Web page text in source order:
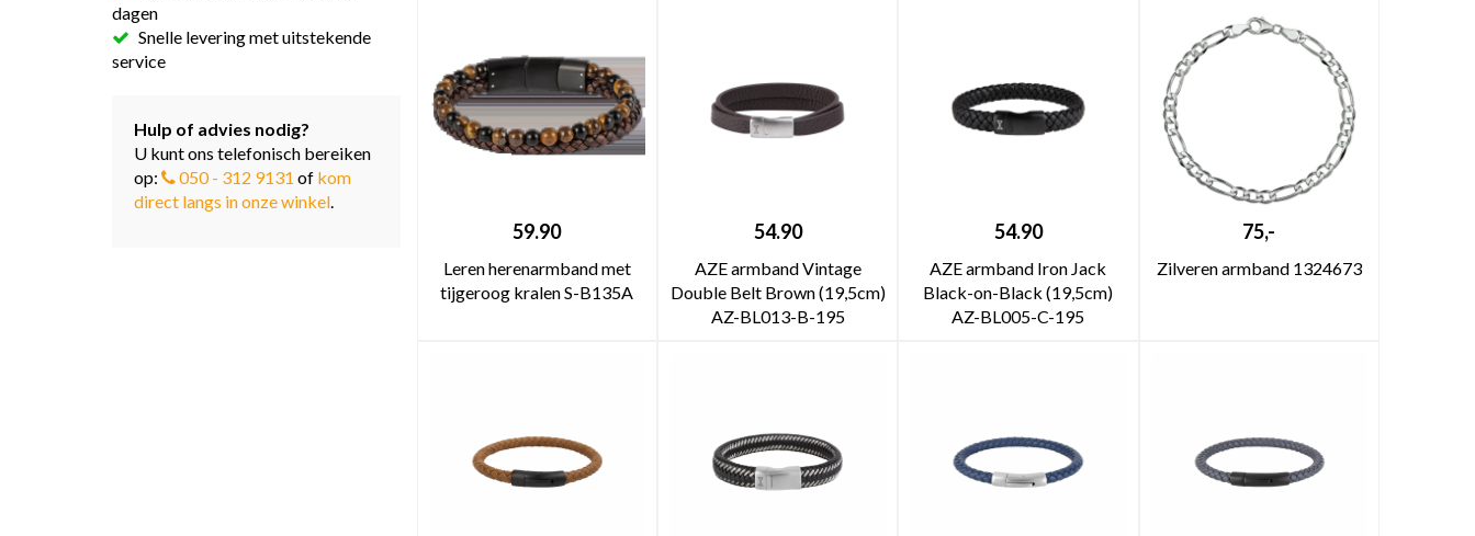
dagen
Snelle levering met uitstekende
service
Hulp of advies nodig?
U kunt ons telefonisch bereiken
op:
050 - 312 9131 of kom
direct langs in onze winkel.
59.90
Leren herenarmband met
tijgeroog kralen S-B135A
54.90
AZE armband Vintage
Double Belt Brown (19,5cm)
AZ-BL013-B-195
54.90
AZE armband Iron Jack
Black-on-Black (19,5cm)
AZ-BL005-C-195
75,-
Zilveren armband 1324673